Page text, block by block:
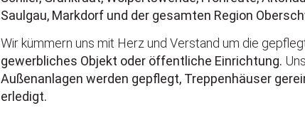
Saulgau, Markdorf und der gesamten Region
Wir kümmern uns mit Herz und Verstand um die
gewerbliches Objekt oder öffentliche Einrichtung.
Außenanlagen werden gepflegt, Treppenhäuser
erledigt.